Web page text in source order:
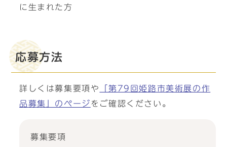
に生まれた方
応募方法
詳しくは募集要項や
「第79回姫路市美術展の作
品募集」のページ をご確認ください。
募集要項